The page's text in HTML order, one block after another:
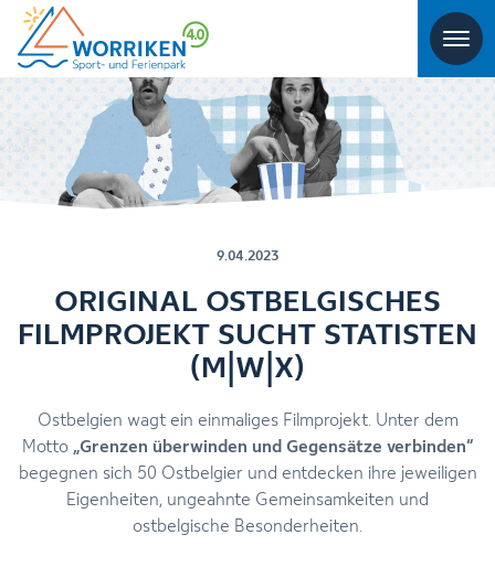
9.04.2023
ORIGINAL OSTBELGISCHES
FILMPROJEKT SUCHT STATISTEN
(M|W|X)
Ostbelgien wagt ein einmaliges Filmprojekt. Unter dem
Motto „Grenzen überwinden und Gegensätze verbinden“
begegnen sich 50 Ostbelgier und entdecken ihre jeweiligen
Eigenheiten, ungeahnte Gemeinsamkeiten und
ostbelgische Besonderheiten.